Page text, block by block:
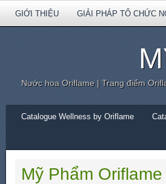
GIỚI THIỆU GIẢI PHÁP TỔ CHỨC
Nước hoa Oriflame | Trang điểm
Catalogue Wellness by Oriflame
Mỹ Phẩm Oriflame